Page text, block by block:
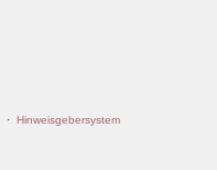
· Hinweisgebersystem